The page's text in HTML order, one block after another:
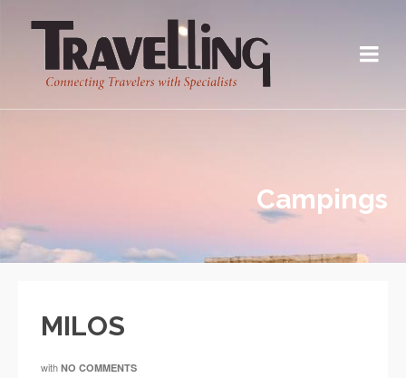
Campings
MILOS
with NO COMMENTS